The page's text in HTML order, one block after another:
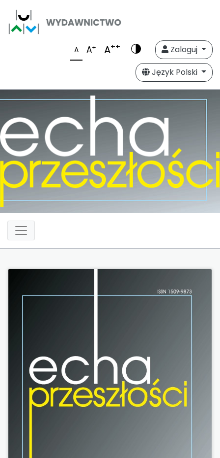
A A+ A++
Zaloguj
Język Polski